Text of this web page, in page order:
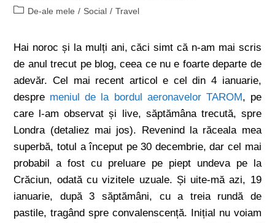
De-ale mele / Social / Travel
Hai noroc și la mulți ani, căci simt că n-am mai scris
de anul trecut pe blog, ceea ce nu e foarte departe de
adevăr. Cel mai recent articol e cel din 4 ianuarie,
despre meniul de la bordul aeronavelor TAROM, pe
care l-am observat și live, săptămâna trecută, spre
Londra (detaliez mai jos). Revenind la răceala mea
superbă, totul a început pe 30 decembrie, dar cel mai
probabil a fost cu preluare pe piept undeva pe la
Crăciun, odată cu vizitele uzuale. Și uite-mă azi, 19
ianuarie, după 3 săptămâni, cu a treia rundă de
pastile, tragând spre convalenscență. Inițial nu voiam